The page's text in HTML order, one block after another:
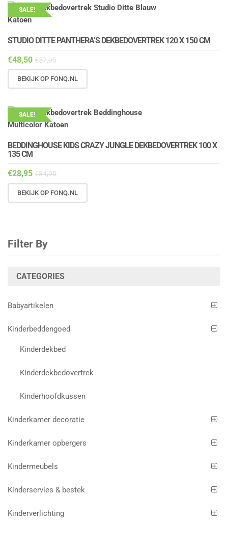
SALE!
STUDIO DITTE PANTHERA’S DEKBEDOVERTREK 120 X 150 CM
€48,50 €57,95
BEKIJK OP FONQ.NL
SALE!
BEDDINGHOUSE KIDS CRAZY JUNGLE DEKBEDOVERTREK 100 X
135 CM
€28,95 €34,95
BEKIJK OP FONQ.NL
Filter By
CATEGORIES
Babyartikelen
Kinderbeddengoed
Kinderdekbed
Kinderdekbedovertrek
Kinderhoofdkussen
Kinderkamer decoratie
Kinderkamer opbergers
Kindermeubels
Kinderservies & bestek
Kinderverlichting